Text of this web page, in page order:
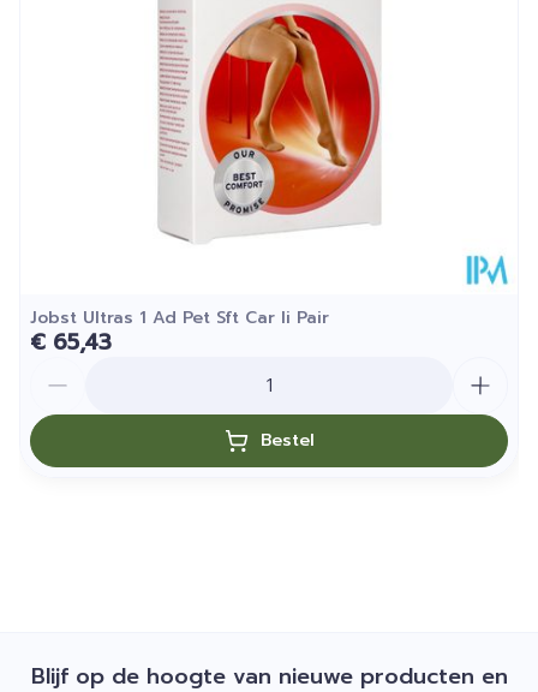
Kamertemperatuur (15°C -
25°C)
Jobst Ultras 1 Ad Pet Sft Car Ii Pair
€ 65,43
Bestel
Blijf op de hoogte van nieuwe producten en